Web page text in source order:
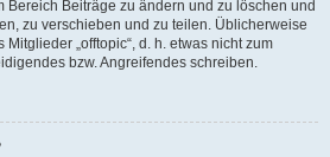
Bereich Beiträge zu ändern und zu löschen und
zu verschieben und zu teilen. Üblicherweise
„offtopic“, d. h. etwas nicht zum
bzw. Angreifendes schreiben.